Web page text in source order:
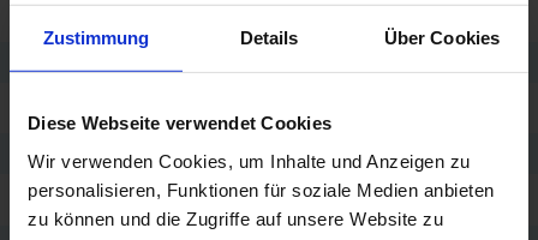
Zustimmung Details Über Cookies
Diese Webseite verwendet Cookies
Wir verwenden Cookies, um Inhalte und Anzeigen zu
personalisieren, Funktionen für soziale Medien anbieten
zu können und die Zugriffe auf unsere Website zu
KÜHLLEISTUNG
85 l / h 85 l / h 85 l / h